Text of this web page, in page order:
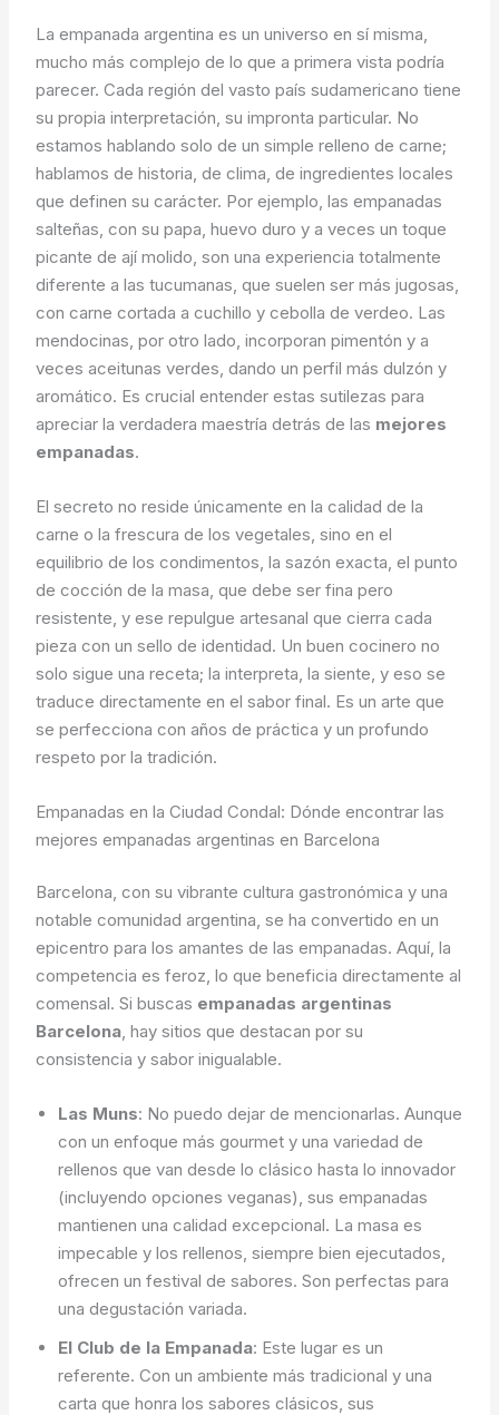
La empanada argentina es un universo en sí misma,
mucho más complejo de lo que a primera vista podría
parecer. Cada región del vasto país sudamericano tiene
su propia interpretación, su impronta particular. No
estamos hablando solo de un simple relleno de carne;
hablamos de historia, de clima, de ingredientes locales
que definen su carácter. Por ejemplo, las empanadas
salteñas, con su papa, huevo duro y a veces un toque
picante de ají molido, son una experiencia totalmente
diferente a las tucumanas, que suelen ser más jugosas,
con carne cortada a cuchillo y cebolla de verdeo. Las
mendocinas, por otro lado, incorporan pimentón y a
veces aceitunas verdes, dando un perfil más dulzón y
aromático. Es crucial entender estas sutilezas para
apreciar la verdadera maestría detrás de las mejores
empanadas.
El secreto no reside únicamente en la calidad de la
carne o la frescura de los vegetales, sino en el
equilibrio de los condimentos, la sazón exacta, el punto
de cocción de la masa, que debe ser fina pero
resistente, y ese repulgue artesanal que cierra cada
pieza con un sello de identidad. Un buen cocinero no
solo sigue una receta; la interpreta, la siente, y eso se
traduce directamente en el sabor final. Es un arte que
se perfecciona con años de práctica y un profundo
respeto por la tradición.
Empanadas en la Ciudad Condal: Dónde encontrar las
mejores empanadas argentinas en Barcelona
Barcelona, con su vibrante cultura gastronómica y una
notable comunidad argentina, se ha convertido en un
epicentro para los amantes de las empanadas. Aquí, la
competencia es feroz, lo que beneficia directamente al
comensal. Si buscas empanadas argentinas
Barcelona, hay sitios que destacan por su
consistencia y sabor inigualable.
Las Muns: No puedo dejar de mencionarlas. Aunque
con un enfoque más gourmet y una variedad de
rellenos que van desde lo clásico hasta lo innovador
(incluyendo opciones veganas), sus empanadas
mantienen una calidad excepcional. La masa es
impecable y los rellenos, siempre bien ejecutados,
ofrecen un festival de sabores. Son perfectas para
una degustación variada.
El Club de la Empanada: Este lugar es un
referente. Con un ambiente más tradicional y una
carta que honra los sabores clásicos, sus